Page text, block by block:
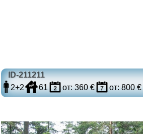
ID-211211
2+2
61 от: 360 € от: 800 €